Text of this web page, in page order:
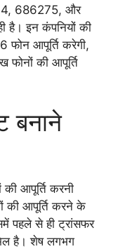
686275, और
है। इन कंपनियों की
फोन आपूर्ति करेगी,
फोनों की आपूर्ति
बनाने
आपूर्ति करनी
की आपूर्ति करने के
पहले से ही ट्रांसफर
है। शेष लगभग